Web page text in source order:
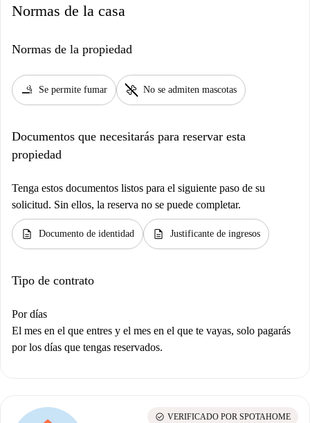
Normas de la casa
Normas de la propiedad
smoking_rooms Se permite fumar pet_supplies No se admiten mascotas
Documentos que necesitarás para reservar esta
propiedad
Tenga estos documentos listos para el siguiente paso de su
solicitud. Sin ellos, la reserva no se puede completar.
description Documento de identidad description Justificante de ingresos
Tipo de contrato
Por días
El mes en el que entres y el mes en el que te vayas, solo pagarás
por los días que tengas reservados.
check_circle VERIFICADO POR SPOTAHOME